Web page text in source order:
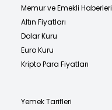
Memur ve Emekli Haberleri
Altın Fiyatları
Dolar Kuru
Euro Kuru
Kripto Para Fiyatları
Yemek Tarifleri